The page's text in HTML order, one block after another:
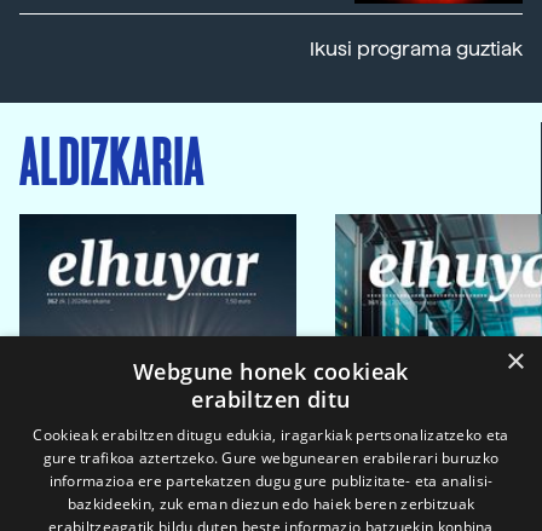
Ikusi programa guztiak
ALDIZKARIA
×
Webgune honek cookieak
erabiltzen ditu
Cookieak erabiltzen ditugu edukia, iragarkiak pertsonalizatzeko eta
gure trafikoa aztertzeko. Gure webgunearen erabilerari buruzko
informazioa ere partekatzen dugu gure publizitate- eta analisi-
bazkideekin, zuk eman diezun edo haiek beren zerbitzuak
erabiltzeagatik bildu duten beste informazio batzuekin konbina